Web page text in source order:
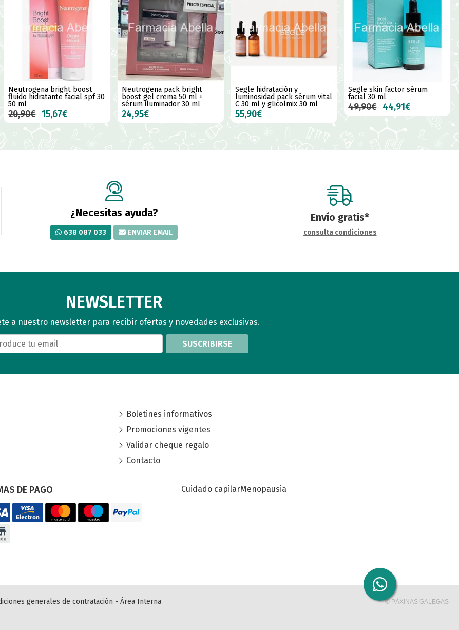
Neutrogena bright boost
fluido hidratante facial spf 30
50 ml
20,90€ 15,67€
Neutrogena pack bright
boost gel crema 50 ml +
sérum iluminador 30 ml
24,95€
Segle hidratación y
luminosidad pack sérum vital
C 30 ml y glicolmix 30 ml
55,90€
Segle skin factor sérum
facial 30 ml
49,90€ 44,91€
¿Necesitas ayuda?
638 087 033 ENVIAR EMAIL
Envío gratis*
consulta condiciones
NEWSLETTER
a nuestro newsletter para recibir ofertas y novedades exclusivas.
SUSCRIBIRSE
DE PAGO
Boletines informativos
Promociones vigentes
Validar cheque regalo
Contacto
Cuidado capilarMenopausia
generales de contratación - Área Interna © PÁXINAS GALEGAS